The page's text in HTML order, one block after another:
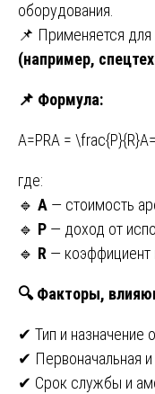
оборудования.
📌 Применяется для
(например,
📌 Формула:
А=PRА =
где:
🔹 A — стоимость
🔹 P — доход от
🔹 R — коэффициент
🔍Факторы,
✔ Тип и назначение
✔ Первоначальная
✔ Срок службы и